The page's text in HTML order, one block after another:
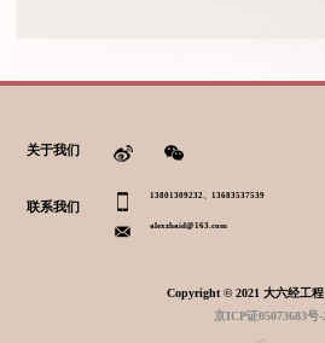
关于我们
联系我们
13801309232、13683537539
alexzhaid@163.com
Copyright © 2021 大六经工
京ICP证05073683号-